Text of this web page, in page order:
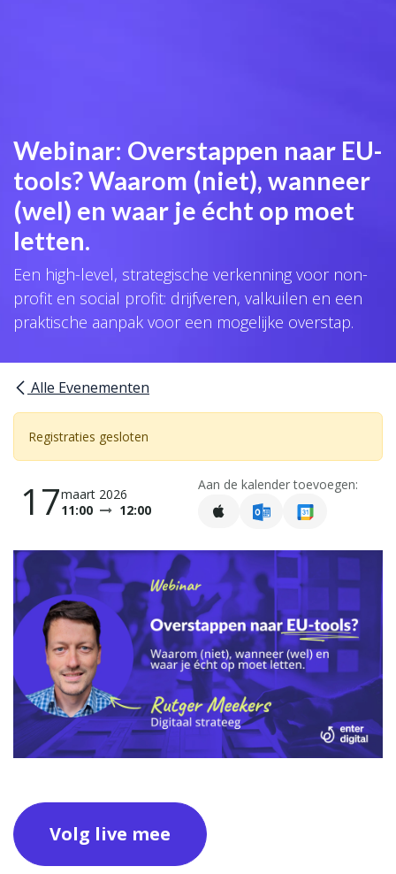
Webinar: Overstappen naar EU-
tools? Waarom (niet), wanneer
(wel) en waar je écht op moet
letten.
Een high-level, strategische verkenning voor non-
profit en social profit: drijfveren, valkuilen en een
praktische aanpak voor een mogelijke overstap.
Alle Evenementen
Registraties gesloten
17maart 2026
11:00
12:00
Aan de kalender toevoegen:
Volg live mee